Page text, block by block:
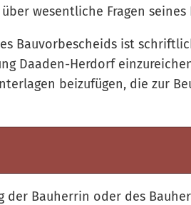
wesentliche Fragen
Bauvorbescheids ist
Daaden-Herdorf
beizufügen, die zur
der Bauherrin oder des